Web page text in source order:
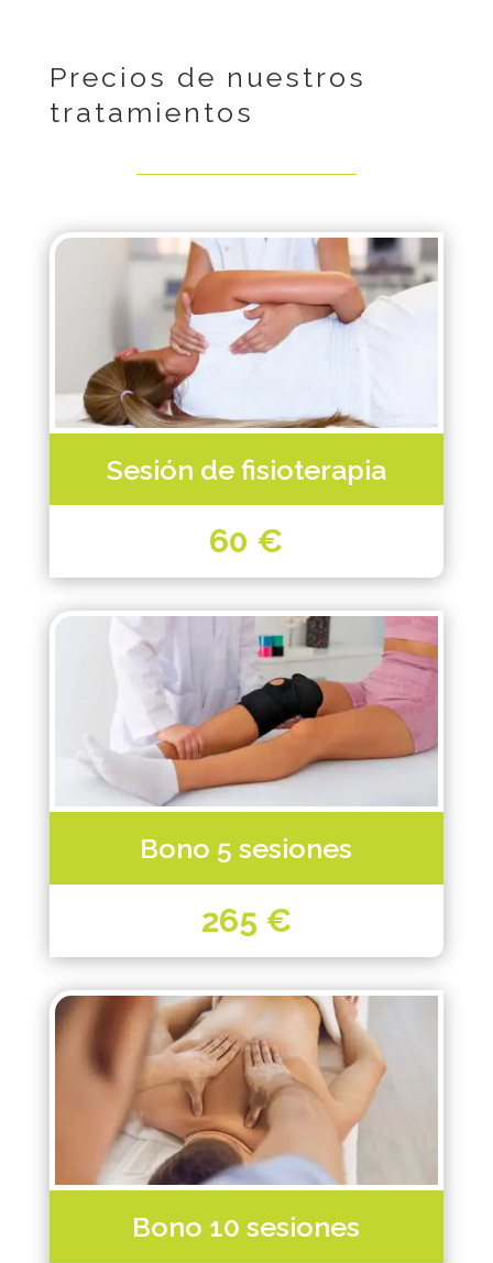
Precios de nuestros
tratamientos
Sesión de fisioterapia
60 €
Bono 5 sesiones
265 €
Bono 10 sesiones